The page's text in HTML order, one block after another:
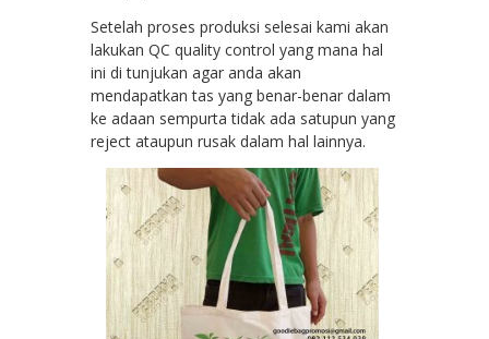
Setelah proses produksi selesai kami akan
lakukan QC quality control yang mana hal
ini di tunjukan agar anda akan
mendapatkan tas yang benar-benar dalam
ke adaan sempurta tidak ada satupun yang
reject ataupun rusak dalam hal lainnya.